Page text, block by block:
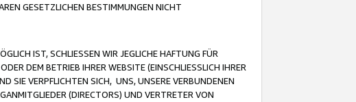
GESETZLICHEN BESTIMMUNGEN NICHT
IST, SCHLIESSEN WIR JEGLICHE HAFTUNG FÜR
DEM BETRIEB IHRER WEBSITE (EINSCHLIESSLICH IHRER
SIE VERPFLICHTEN SICH, UNS, UNSERE VERBUNDENEN
(DIRECTORS) UND VERTRETER VON